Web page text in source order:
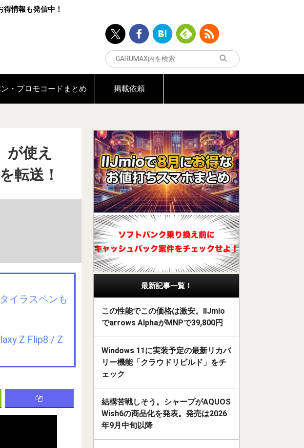
情報も発信中！
・プロモコードまとめ 掲載依頼
が使え
転送！
イラスペンも
Z Flip8 / Z
最新記事一覧！
この性能でこの価格は激安。IIJmio
でarrows AlphaがMNPで39,800円
Windows 11に実装予定の最新リカバ
リー機能「クラウドリビルド」をチ
ェック
結構苦戦しそう。シャープがAQUOS
Wish6の商品化を発表。発売は2026
年9月中旬以降